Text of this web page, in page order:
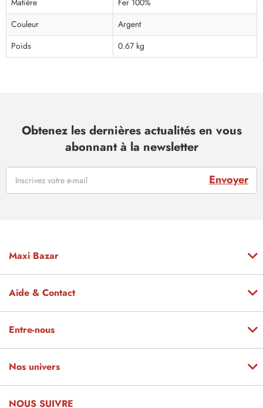
Matière
Fer 100%
Couleur
Argent
Poids
0.67 kg
Obtenez les dernières actualités en vous
abonnant à la newsletter
Envoyer
Maxi Bazar
Aide & Contact
Entre-nous
Nos univers
NOUS SUIVRE